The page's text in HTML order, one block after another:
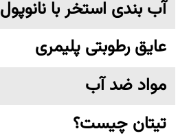
آب بندی استخر با نانوپول
عایق رطوبتی پلیمری
مواد ضد آب
تیتان چیست؟